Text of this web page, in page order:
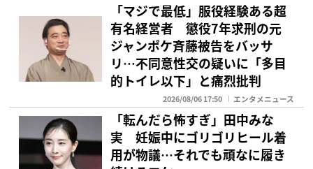
「マジで最低」服役経験ある超
有名経営者 懲役7年求刑の元
ジャンポケ斉藤被告をバッサ
リ…不同意性交の疑いに「多目
的トイレ以下」と痛烈批判
2026/08/06 17:50 エンタメニュース
「転んだら怖すぎ」田中みな
実 妊娠中にゴリゴリヒール着
用が物議…それでも頑なに履き